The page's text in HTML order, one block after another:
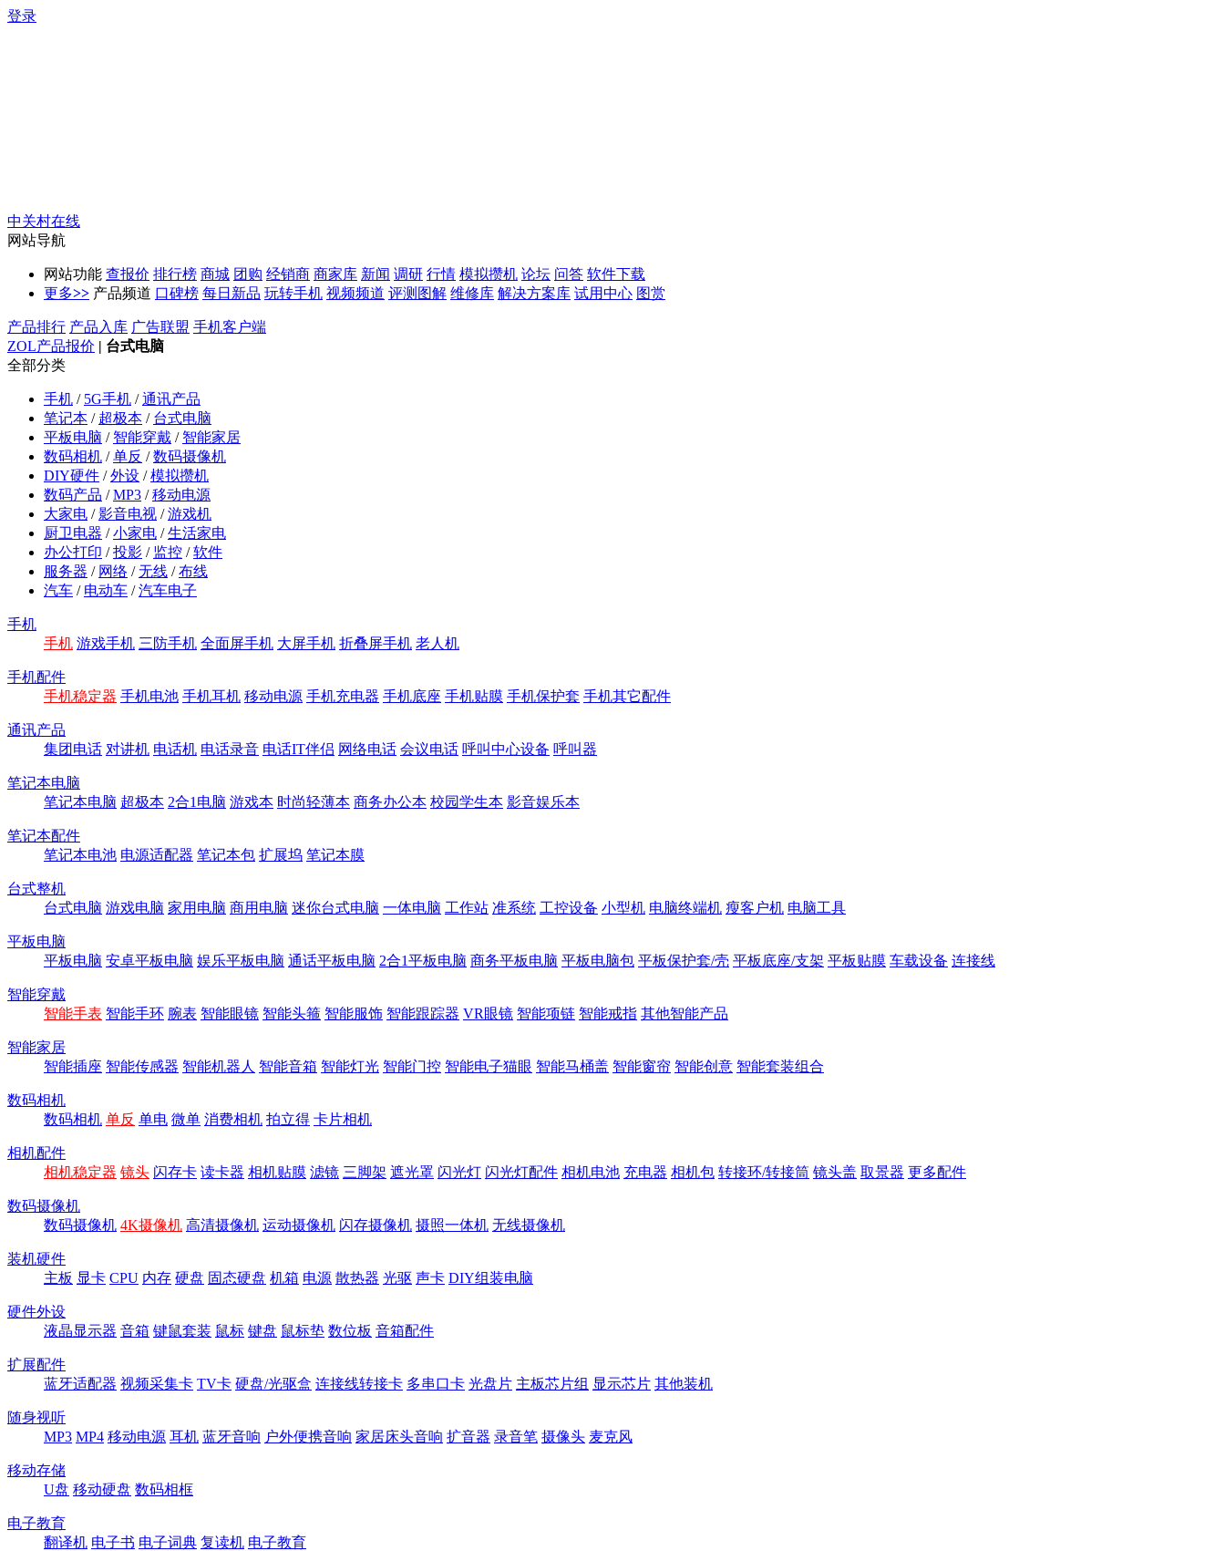
登录
中关村在线
网站导航
网站功能 查报价 排行榜 商城 团购 经销商 商家库 新闻 调研 行情 模拟攒机 论坛 问答 软件下载
更多>> 产品频道 口碑榜 每日新品 玩转手机 视频频道 评测图解 维修库 解决方案库 试用中心 图赏
产品排行 产品入库 广告联盟 手机客户端
ZOL产品报价 | 台式电脑
全部分类
手机 / 5G手机 /通讯产品
笔记本 / 超极本 / 台式电脑
平板电脑 / 智能穿戴 / 智能家居
数码相机 /单反 /数码摄像机
DIY硬件 /外设 /模拟攒机
数码产品 /MP3 /移动电源
大家电 /影音电视 /游戏机
厨卫电器 /小家电 /生活家电
办公打印 /投影 / 监控 /软件
服务器 / 网络 /无线 /布线
汽车 / 电动车 /汽车电子
手机
手机 游戏手机 三防手机 全面屏手机 大屏手机 折叠屏手机 老人机
手机配件
手机稳定器 手机电池 手机耳机 移动电源 手机充电器 手机底座 手机贴膜 手机保护套 手机其它配件
通讯产品
集团电话 对讲机 电话机 电话录音 电话IT伴侣 网络电话 会议电话 呼叫中心设备 呼叫器
笔记本电脑
笔记本电脑 超极本 2合1电脑 游戏本 时尚轻薄本 商务办公本 校园学生本 影音娱乐本
笔记本配件
笔记本电池 电源适配器 笔记本包 扩展坞 笔记本膜
台式整机
台式电脑 游戏电脑 家用电脑 商用电脑 迷你台式电脑 一体电脑 工作站 准系统 工控设备 小型机 电脑终端机 瘦客户机 电脑工具
平板电脑
平板电脑 安卓平板电脑 娱乐平板电脑 通话平板电脑 2合1平板电脑 商务平板电脑 平板电脑包 平板保护套/壳 平板底座/支架 平板贴膜 车载设备 连接线
智能穿戴
智能手表 智能手环 腕表 智能眼镜 智能头箍 智能服饰 智能跟踪器 VR眼镜 智能项链 智能戒指 其他智能产品
智能家居
智能插座 智能传感器 智能机器人 智能音箱 智能灯光 智能门控 智能电子猫眼 智能马桶盖 智能窗帘 智能创意 智能套装组合
数码相机
数码相机 单反 单电 微单 消费相机 拍立得 卡片相机
相机配件
相机稳定器 镜头 闪存卡 读卡器 相机贴膜 滤镜 三脚架 遮光罩 闪光灯 闪光灯配件 相机电池 充电器 相机包 转接环/转接筒 镜头盖 取景器 更多配件
数码摄像机
数码摄像机 4K摄像机 高清摄像机 运动摄像机 闪存摄像机 摄照一体机 无线摄像机
装机硬件
主板 显卡 CPU 内存 硬盘 固态硬盘 机箱 电源 散热器 光驱 声卡 DIY组装电脑
硬件外设
液晶显示器 音箱 键鼠套装 鼠标 键盘 鼠标垫 数位板 音箱配件
扩展配件
蓝牙适配器 视频采集卡 TV卡 硬盘/光驱盒 连接线转接卡 多串口卡 光盘片 主板芯片组 显示芯片 其他装机
随身视听
MP3 MP4 移动电源 耳机 蓝牙音响 户外便携音响 家居床头音响 扩音器 录音笔 摄像头 麦克风
移动存储
U盘 移动硬盘 数码相框
电子教育
翻译机 电子书 电子词典 复读机 电子教育